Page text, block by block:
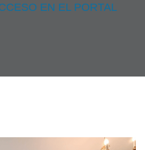
EN EL PORTAL